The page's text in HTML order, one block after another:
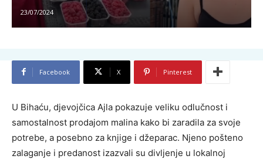
23/07/2024
Facebook X Pinterest
U Bihaću, djevojčica Ajla pokazuje veliku odlučnost i
samostalnost prodajom malina kako bi zaradila za svoje
potrebe, a posebno za knjige i džeparac. Njeno pošteno
zalaganje i predanost izazvali su divljenje u lokalnoj